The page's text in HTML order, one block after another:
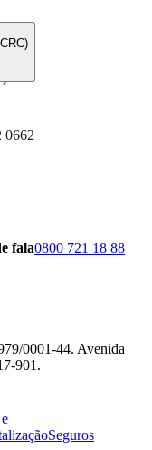
0662
fala0800 721 18 88
0001‐44. Avenida
901.
Seguros